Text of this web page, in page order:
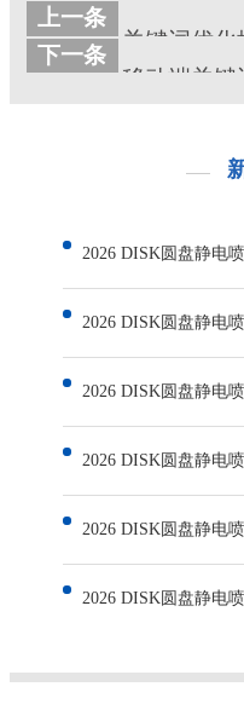
上一条
下一条
2026 DISK圆盘静电